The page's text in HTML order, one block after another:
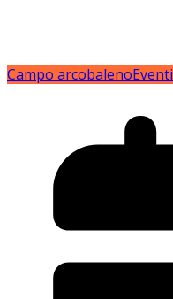
Campo arcobalenoEventi